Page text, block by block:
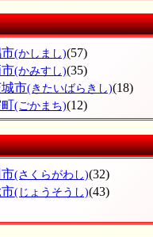
市(かしまし)(57)
(かみすし)(35)
市(きたいばらきし)(18)
(ごかまち)(12)
(さくらがわし)(32)
(じょうそうし)(43)